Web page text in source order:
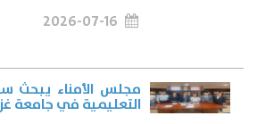
2026-07-16
مجلس الأمناء يبحث
التعليمية في جامعة